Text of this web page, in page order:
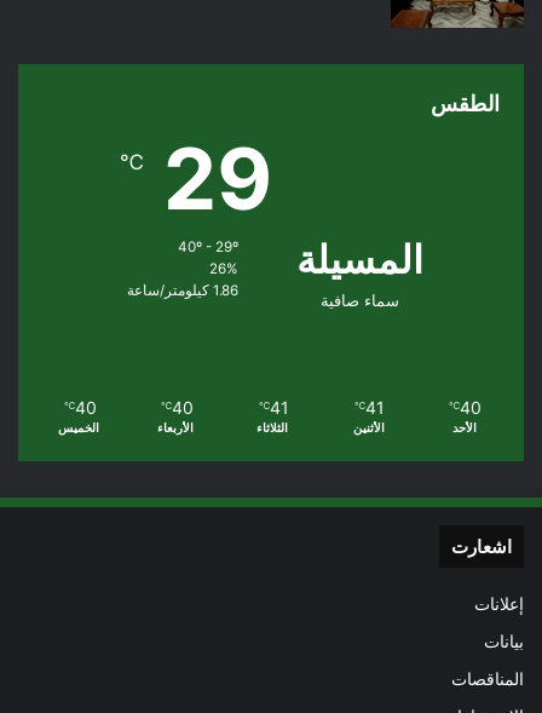
الطقس
المسيلة
سماء صافية
29
℃
40º - 29º
26%
1.86 كيلومتر/ساعة
40
℃
الأحد
41
℃
الأثنين
41
℃
الثلاثاء
40
℃
الأربعاء
40
℃
الخميس
اشعارت
إعلانات
بيانات
المناقصات